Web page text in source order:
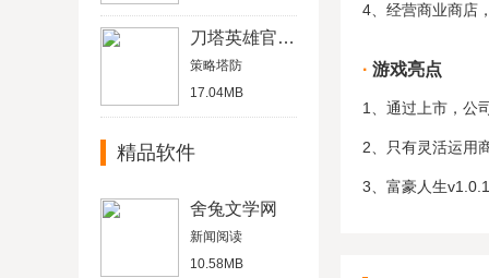
刀塔英雄官网版
策略塔防
17.04MB
精品软件
舍兔文学网
新闻阅读
10.58MB
4、经营商业商店
游戏亮点
1、通过上市，公
2、只有灵活运用
3、富豪人生